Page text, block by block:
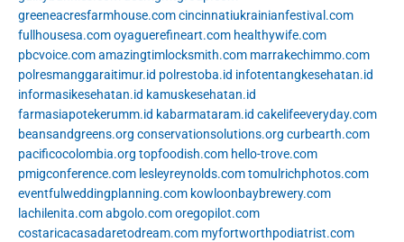
greeneacresfarmhouse.comcincinnatiukrainianfestival.com
fullhousesa.comoyaguerefineart.com healthywife.com
pbcvoice.comamazingtimlocksmith.com marrakechimmo.com
polresmanggaraitimur.id polrestoba.id infotentangkesehatan.id
informasikesehatan.id kamuskesehatan.id
farmasiapotekerumm.id kabarmataram.id cakelifeeveryday.com
beansandgreens.org conservationsolutions.org curbearth.com
pacificocolombia.org topfoodish.com hello-trove.com
pmigconference.com lesleyreynolds.comtomulrichphotos.com
eventfulweddingplanning.com kowloonbaybrewery.com
lachilenita.comabgolo.comoregopilot.com
costaricacasadaretodream.com myfortworthpodiatrist.com